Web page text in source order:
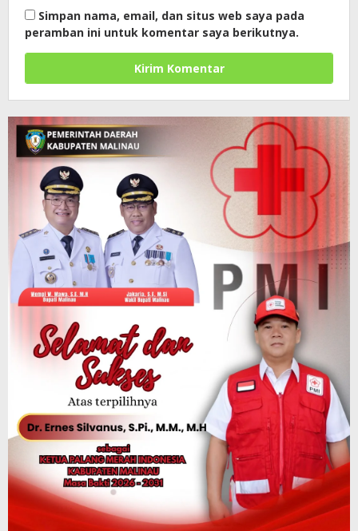
Simpan nama, email, dan situs web saya pada
peramban ini untuk komentar saya berikutnya.